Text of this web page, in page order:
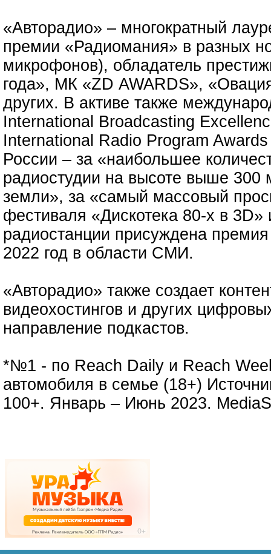
«Авторадио» – многократный
премии «Радиомания» в разных
микрофонов), обладатель
года», МК «ZD AWARDS»,
других. В активе также
International Broadcasting
International Radio Program
России – за «наибольшее
радиостудии на высоте выше 300
земли», за «самый массовый
фестиваля «Дискотека 80-х в 3D»
радиостанции присуждена
2022 год в области СМИ.
«Авторадио» также создает
видеохостингов и других
направление подкастов.
*№1 - по Reach Daily и Reach
автомобиля в семье (18+)
100+. Январь – Июнь 2023.